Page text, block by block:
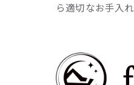
ら適切なお手入